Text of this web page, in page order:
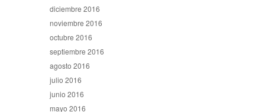
diciembre 2016
noviembre 2016
octubre 2016
septiembre 2016
agosto 2016
julio 2016
junio 2016
mayo 2016